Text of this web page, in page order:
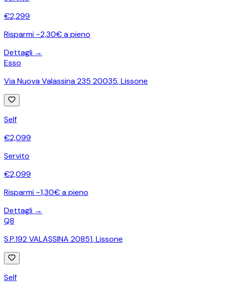
€2,299
Risparmi ~2,30€ a pieno
Dettagli →
Esso
Via Nuova Valassina 235 20035,Lissone
Self
€2,099
Servito
€2,099
Risparmi ~1,30€ a pieno
Dettagli →
Q8
S.P.192 VALASSINA 20851,Lissone
Self